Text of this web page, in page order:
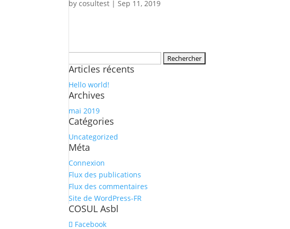
bycosultest |Sep 11, 2019
Articles récents
Hello world!
Archives
mai 2019
Catégories
Uncategorized
Méta
Connexion
Flux des publications
Flux des commentaires
Site de WordPress-FR
COSUL Asbl
Facebook